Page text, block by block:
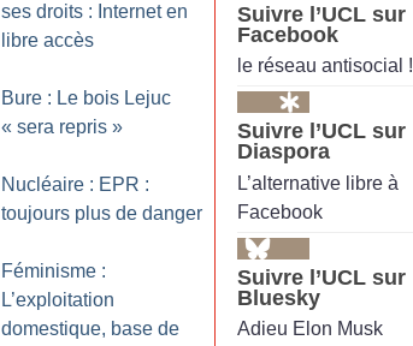
ses droits : Internet en
libre accès
Bure : Le bois Lejuc
« sera repris »
Nucléaire : EPR :
toujours plus de danger
Féminisme :
L’exploitation
domestique, base de
Suivre l’UCL sur
Facebook
le réseau antisocial !
Suivre l’UCL sur
Diaspora
L’alternative libre à
Facebook
Suivre l’UCL sur
Bluesky
Adieu Elon Musk